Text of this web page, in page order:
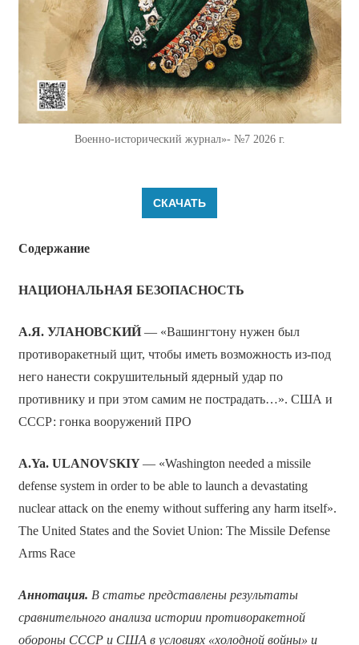
Военно-исторический журнал»- №7 2026 г.
СКАЧАТЬ
Содержание
НАЦИОНАЛЬНАЯ БЕЗОПАСНОСТЬ
А.Я. УЛАНОВСКИЙ— «Вашингтону нужен был
противоракетный щит, чтобы иметь возможность из-под
него нанести сокрушительный ядерный удар по
противнику и при этом самим не пострадать…». США и
СССР: гонка вооружений ПРО
A.Ya. ULANOVSKIY— «Washington needed a missile
defense system in order to be able to launch a devastating
nuclear attack on the enemy without suffering any harm itself».
The United States and the Soviet Union: The Missile Defense
Arms Race
Аннотация. В статье представлены результаты
сравнительного анализа истории противоракетной
обороны СССР и США в условиях «холодной войны» и